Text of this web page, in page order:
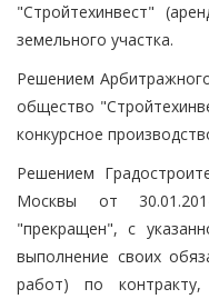
"Стройтехинвест"
земельного участка.
Решением
общество
конкурсное
Решением
Москвы от
"прекращен", с
выполнение своих
работ) по